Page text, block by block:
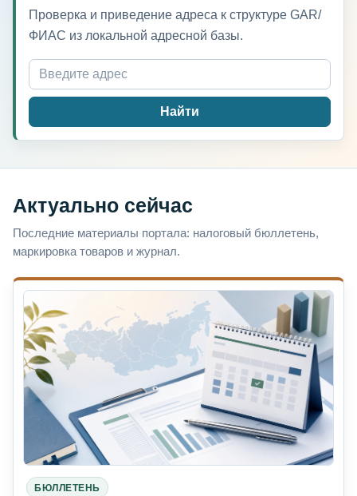
Проверка и приведение адреса к структуре GAR/
ФИАС из локальной адресной базы.
Найти
Актуально сейчас
Последние материалы портала: налоговый бюллетень,
маркировка товаров и журнал.
БЮЛЛЕТЕНЬ